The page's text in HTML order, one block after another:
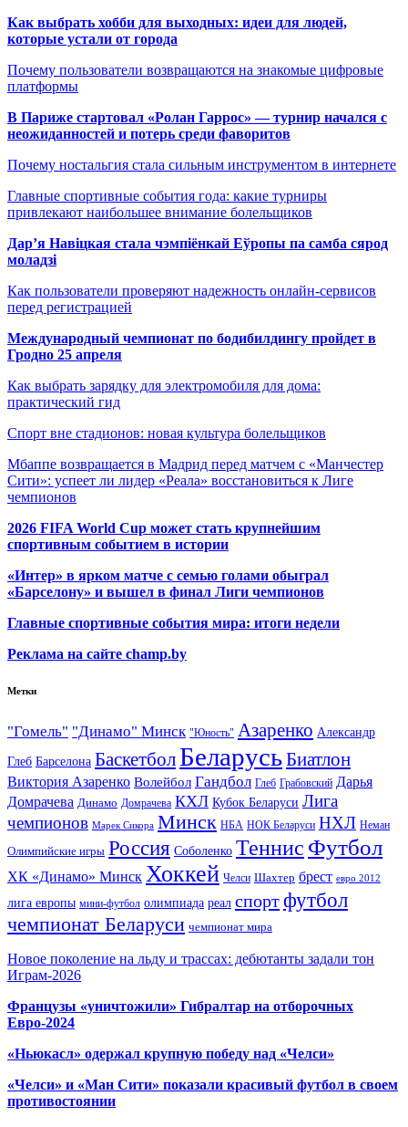
Как выбрать хобби для выходных: идеи для людей,
которые устали от города
Почему пользователи возвращаются на знакомые цифровые
платформы
В Париже стартовал «Ролан Гаррос» — турнир начался с
неожиданностей и потерь среди фаворитов
Почему ностальгия стала сильным инструментом в интернете
Главные спортивные события года: какие турниры
привлекают наибольшее внимание болельщиков
Дар’я Навіцкая стала чэмпіёнкай Еўропы па самба сярод
моладзі
Как пользователи проверяют надежность онлайн-сервисов
перед регистрацией
Международный чемпионат по бодибилдингу пройдет в
Гродно 25 апреля
Как выбрать зарядку для электромобиля для дома:
практический гид
Спорт вне стадионов: новая культура болельщиков
Мбаппе возвращается в Мадрид перед матчем с «Манчестер
Сити»: успеет ли лидер «Реала» восстановиться к Лиге
чемпионов
2026 FIFA World Cup может стать крупнейшим
спортивным событием в истории
«Интер» в ярком матче с семью голами обыграл
«Барселону» и вышел в финал Лиги чемпионов
Главные спортивные события мира: итоги недели
Реклама на сайте champ.by
Метки
"Гомель" "Динамо" Минск "Юность" Азаренко Александр
Глеб Барселона Баскетбол БеларусьБиатлон
Виктория Азаренко Волейбол Гандбол Глеб Грабовский Дарья
Домрачева Динамо Домрачева КХЛ Кубок Беларуси Лига
чемпионов Марек Сикора Минск НБА НОК Беларуси НХЛ Неман
Олимпийские игры Россия Соболенко Теннис Футбол
ХК «Динамо» Минск Хоккей Челси Шахтер брест евро 2012
лига европы мини-футбол олимпиада реал спортфутбол
чемпионат Беларуси чемпионат мира
Новое поколение на льду и трассах: дебютанты задали тон
Играм-2026
Французы «уничтожили» Гибралтар на отборочных
Евро-2024
«Ньюкасл» одержал крупную победу над «Челси»
«Челси» и «Ман Сити» показали красивый футбол в своем
противостоянии